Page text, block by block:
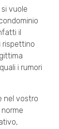
vuole
il
rispettino
i rumori
nel vostro